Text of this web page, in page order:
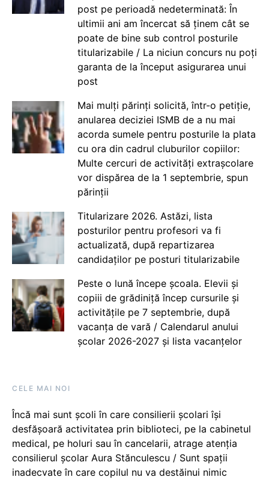
post pe perioadă nedeterminată: În
ultimii ani am încercat să ținem cât se
poate de bine sub control posturile
titularizabile / La niciun concurs nu poți
garanta de la început asigurarea unui
post
Mai mulți părinți solicită, într-o petiție,
anularea deciziei ISMB de a nu mai
acorda sumele pentru posturile la plata
cu ora din cadrul cluburilor copiilor:
Multe cercuri de activități extrașcolare
vor dispărea de la 1 septembrie, spun
părinții
Titularizare 2026. Astăzi, lista
posturilor pentru profesori va fi
actualizată, după repartizarea
candidaților pe posturi titularizabile
Peste o lună începe școala. Elevii și
copiii de grădiniță încep cursurile și
activitățile pe 7 septembrie, după
vacanța de vară / Calendarul anului
școlar 2026-2027 și lista vacanțelor
CELE MAI NOI
Încă mai sunt școli în care consilierii școlari își
desfășoară activitatea prin biblioteci, pe la cabinetul
medical, pe holuri sau în cancelarii, atrage atenția
consilierul școlar Aura Stănculescu / Sunt spații
inadecvate în care copilul nu va destăinui nimic